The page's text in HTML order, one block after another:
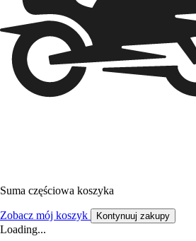
Suma częściowa koszyka
Zobacz mój koszyk Kontynuuj zakupy
Loading...